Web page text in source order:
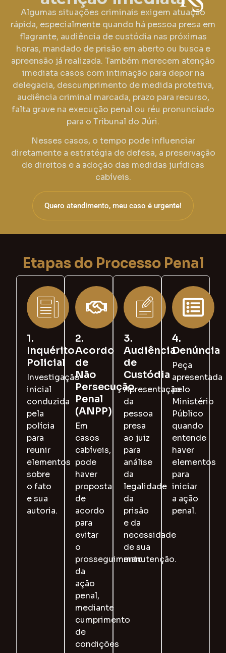
Algumas situações criminais exigem atuação
rápida, especialmente quando há pessoa presa em
flagrante, audiência de custódia nas próximas
horas, mandado de prisão em aberto ou busca e
apreensão já realizada. Também merecem atenção
imediata casos com intimação para depor na
delegacia, descumprimento de medida protetiva,
audiência criminal marcada, prazo para recurso,
falta grave na execução penal ou réu pronunciado
para o Tribunal do Júri.
Nesses casos, o tempo pode influenciar
diretamente a estratégia de defesa, a preservação
de direitos e a adoção das medidas jurídicas
cabíveis.
Quero atendimento, meu caso é urgente!
Etapas do Processo Penal
1.
Inquérito
Policial
Investigação
inicial
conduzida
pela
polícia
para
reunir
elementos
sobre
o fato
e sua
autoria.
2.
Acordo
de
Não
Persecução
Penal
(ANPP)
Em
casos
cabíveis,
pode
haver
proposta
de
acordo
para
evitar
o
prosseguimento
da
ação
penal,
mediante
cumprimento
de
condições
3.
Audiência
de
Custódia
Apresentação
da
pessoa
presa
ao juiz
para
análise
da
legalidade
da
prisão
e da
necessidade
de sua
manutenção.
4.
Denúncia
Peça
apresentada
pelo
Ministério
Público
quando
entende
haver
elementos
para
iniciar
a ação
penal.